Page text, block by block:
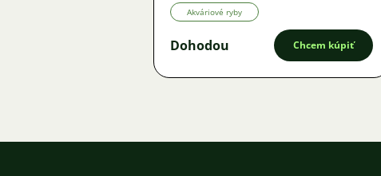
Akváriové ryby
Dohodou Chcem kúpiť